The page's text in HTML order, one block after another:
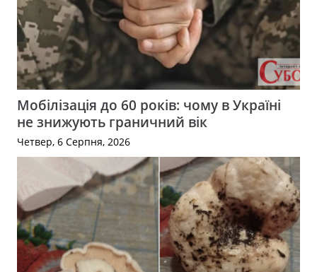
Мобілізація до 60 років: чому в Україні
не знижують граничний вік
Четвер, 6 Серпня, 2026